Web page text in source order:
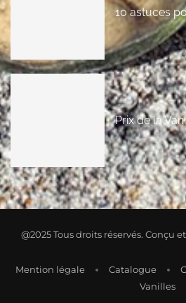
10 astuces
Prix de la
@2025 Tous droits réservés. Conçu
Mention légale Catalogue
Vanilles